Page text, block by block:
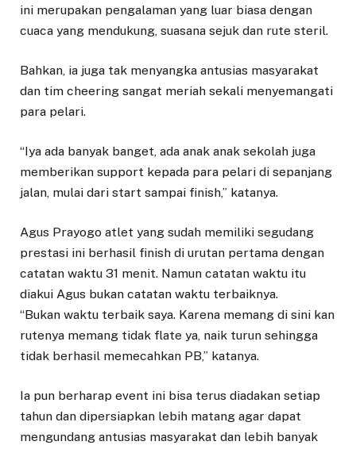
ini merupakan pengalaman yang luar biasa dengan
cuaca yang mendukung, suasana sejuk dan rute steril.
Bahkan, ia juga tak menyangka antusias masyarakat
dan tim cheering sangat meriah sekali menyemangati
para pelari.
“Iya ada banyak banget, ada anak anak sekolah juga
memberikan support kepada para pelari di sepanjang
jalan, mulai dari start sampai finish,” katanya.
Agus Prayogo atlet yang sudah memiliki segudang
prestasi ini berhasil finish di urutan pertama dengan
catatan waktu 31 menit. Namun catatan waktu itu
diakui Agus bukan catatan waktu terbaiknya.
“Bukan waktu terbaik saya. Karena memang di sini kan
rutenya memang tidak flate ya, naik turun sehingga
tidak berhasil memecahkan PB,” katanya.
Ia pun berharap event ini bisa terus diadakan setiap
tahun dan dipersiapkan lebih matang agar dapat
mengundang antusias masyarakat dan lebih banyak